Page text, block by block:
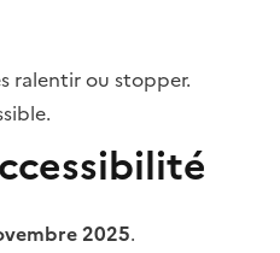
ralentir ou stopper.
2025.